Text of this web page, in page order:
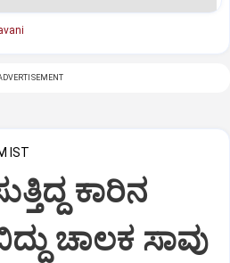
IST
ಕಾರಿನ
ಚಾಲಕ ಸಾವು